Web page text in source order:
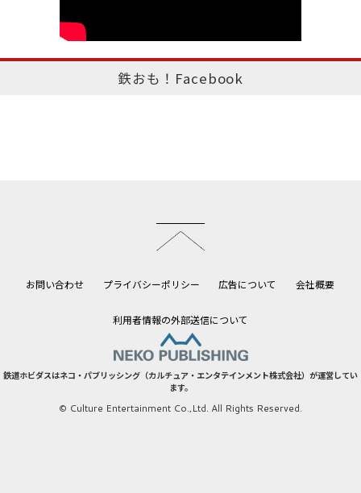
鉄おも！Facebook
お問い合わせ プライバシーポリシー 広告について 会社概要
利用者情報の外部送信について
鉄道ホビダスはネコ・パブリッシング（カルチュア・エンタテインメント株式会社）が運営してい
ます。
© Culture Entertainment Co.,Ltd. All Rights Reserved.